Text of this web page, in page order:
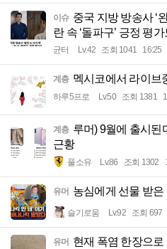
이슈 중국 지방 방송사 ‘
란 속 ‘돌파구’ 긍정 평가
균터 Lv.42 조회 1041 16:25
계층 멕시코에서 라이브
하루5프로 Lv.50 조회 1381
계층 루머) 9월에 출시된
근황
풀소유 Lv.86 조회 1302
유머 농심에게 선물 받은
슬기로움 Lv.92 조회 697
유머 현재 폭염 한장으로